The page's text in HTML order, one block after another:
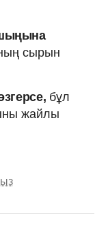
сырын
бұл
жайлы